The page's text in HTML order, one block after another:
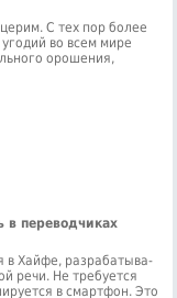
С тех пор более
во всем мире
орошения,
в переводчиках
в Хай­фе, раз­ра­ба­ты­ва­
ре­чи. Не тре­бу­ет­ся
в смарт­фон. Это